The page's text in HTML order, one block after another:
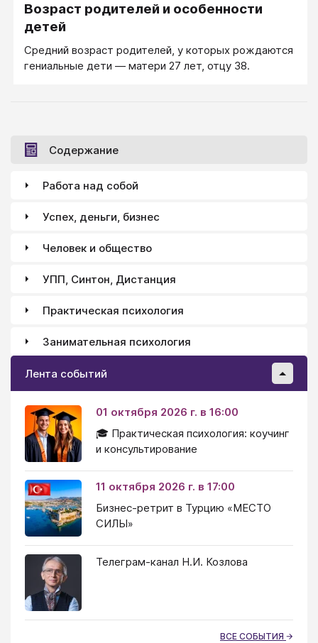
Возраст родителей и особенности
детей
Средний возраст родителей, у которых рождаются
гениальные дети — матери 27 лет, отцу 38.
Содержание
Работа над собой
Успех, деньги, бизнес
Человек и общество
УПП, Синтон, Дистанция
Практическая психология
Занимательная психология
Лента событий
01 октября 2026 г. в 16:00
🎓 Практическая психология: коучинг
и консультирование
11 октября 2026 г. в 17:00
Бизнес-ретрит в Турцию «МЕСТО
СИЛЫ»
Телеграм-канал Н.И. Козлова
ВСЕ СОБЫТИЯ